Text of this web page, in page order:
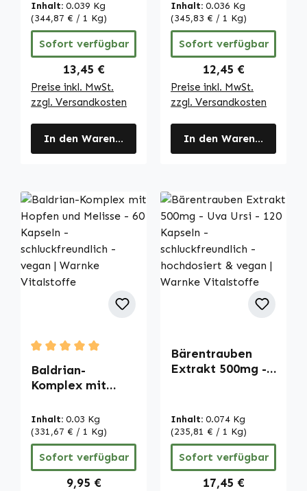
- hochdosiert &
vegan | Warnke
Vitalstoffe
Inhalt: 0.039 Kg
(344,87 € / 1 Kg)
Sofort verfügbar
Regulärer Preis:
13,45 €
Preise inkl. MwSt.
zzgl. Versandkosten
In den Warenkorb
- hochdosiert &
vegan | Warnke
Vitalstoffe
Inhalt: 0.036 Kg
(345,83 € / 1 Kg)
Sofort verfügbar
Regulärer Preis:
12,45 €
Preise inkl. MwSt.
zzgl. Versandkosten
In den Warenkorb
Durchschnittliche Bewertung von 5 von 5 Sternen
Baldrian-
Komplex mit
Melisse - 60
Kapseln -
schluckfreundlich
- vegan | Warnke
Vitalstoffe
Inhalt: 0.03 Kg
(331,67 € / 1 Kg)
Sofort verfügbar
Regulärer Preis:
9,95 €
Bärentrauben
Extrakt 500mg -
schluckfreundlich
- hochdosiert &
vegan | Warnke
Vitalstoffe
Inhalt: 0.074 Kg
(235,81 € / 1 Kg)
Sofort verfügbar
Regulärer Preis:
17,45 €